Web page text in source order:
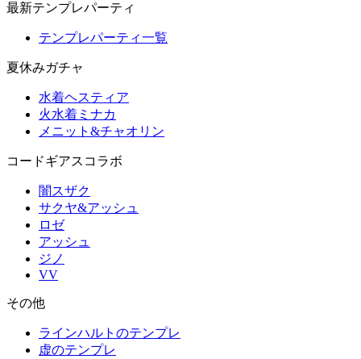
最新テンプレパーティ
テンプレパーティ一覧
夏休みガチャ
水着ヘスティア
火水着ミナカ
メニット&チャオリン
コードギアスコラボ
闇スザク
サクヤ&アッシュ
ロゼ
アッシュ
ジノ
VV
その他
ラインハルトのテンプレ
虚のテンプレ